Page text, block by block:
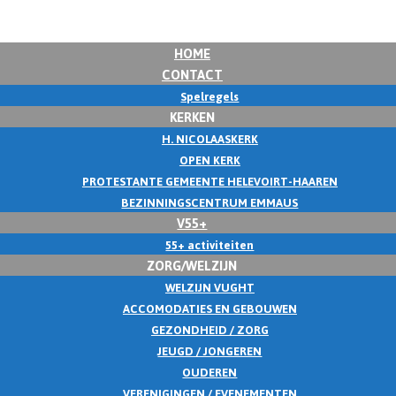
HOME
CONTACT
Spelregels
KERKEN
H. NICOLAASKERK
OPEN KERK
PROTESTANTE GEMEENTE HELEVOIRT-HAAREN
BEZINNINGSCENTRUM EMMAUS
V55+
55+ activiteiten
ZORG/WELZIJN
WELZIJN VUGHT
ACCOMODATIES EN GEBOUWEN
GEZONDHEID / ZORG
JEUGD / JONGEREN
OUDEREN